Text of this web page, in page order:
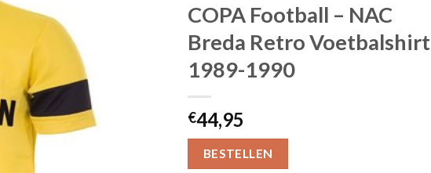
COPA Football – NAC
Breda Retro Voetbalshirt
1989-1990
€44,95
BESTELLEN